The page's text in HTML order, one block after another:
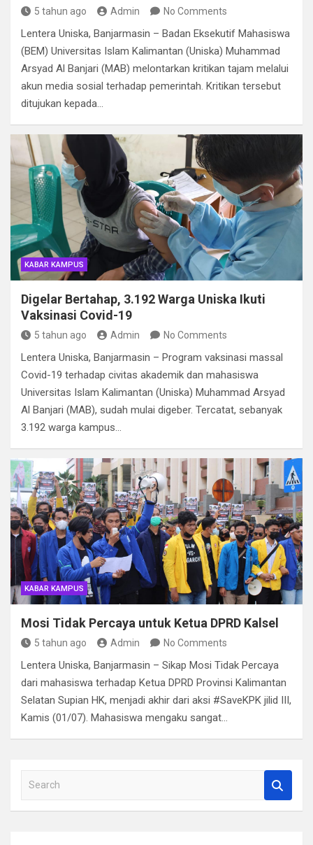
5 tahun ago Admin No Comments
Lentera Uniska, Banjarmasin – Badan Eksekutif Mahasiswa
(BEM) Universitas Islam Kalimantan (Uniska) Muhammad
Arsyad Al Banjari (MAB) melontarkan kritikan tajam melalui
akun media sosial terhadap pemerintah. Kritikan tersebut
ditujukan kepada…
KABAR KAMPUS
Digelar Bertahap, 3.192 Warga Uniska Ikuti
Vaksinasi Covid-19
5 tahun ago Admin No Comments
Lentera Uniska, Banjarmasin – Program vaksinasi massal
Covid-19 terhadap civitas akademik dan mahasiswa
Universitas Islam Kalimantan (Uniska) Muhammad Arsyad
Al Banjari (MAB), sudah mulai digeber. Tercatat, sebanyak
3.192 warga kampus…
KABAR KAMPUS
Mosi Tidak Percaya untuk Ketua DPRD Kalsel
5 tahun ago Admin No Comments
Lentera Uniska, Banjarmasin – Sikap Mosi Tidak Percaya
dari mahasiswa terhadap Ketua DPRD Provinsi Kalimantan
Selatan Supian HK, menjadi akhir dari aksi #SaveKPK jilid III,
Kamis (01/07). Mahasiswa mengaku sangat…
a